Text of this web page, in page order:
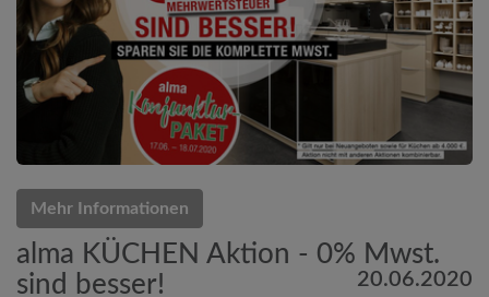
Mehr Informationen
alma KÜCHEN Aktion - 0% Mwst.
sind besser!
20.06.2020